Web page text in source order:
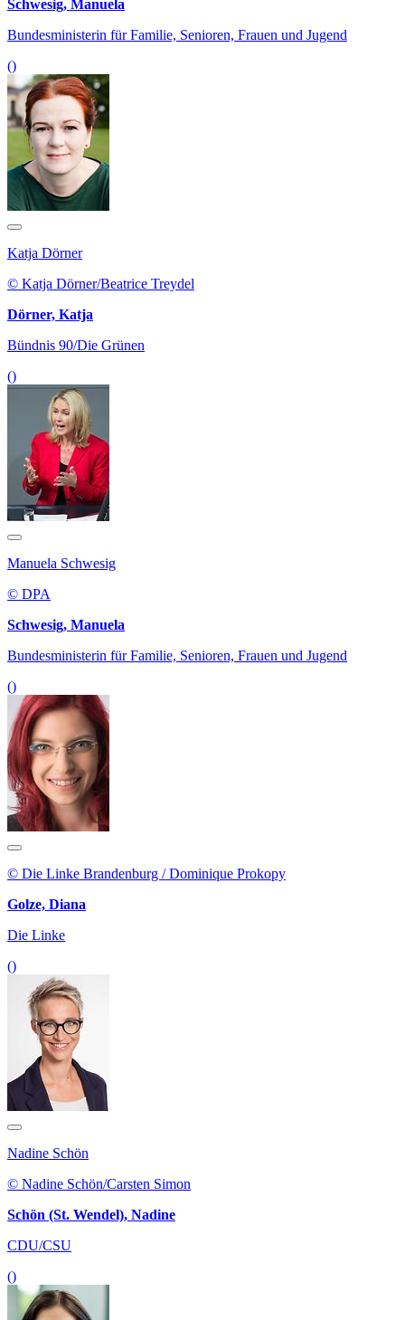
Schwesig, Manuela
Bundesministerin für Familie, Senioren, Frauen und Jugend
()
Katja Dörner
© Katja Dörner/Beatrice Treydel
Dörner, Katja
Bündnis 90/Die Grünen
()
Manuela Schwesig
© DPA
Schwesig, Manuela
Bundesministerin für Familie, Senioren, Frauen und Jugend
()
© Die Linke Brandenburg / Dominique Prokopy
Golze, Diana
Die Linke
()
Nadine Schön
© Nadine Schön/Carsten Simon
Schön (St. Wendel), Nadine
CDU/CSU
()